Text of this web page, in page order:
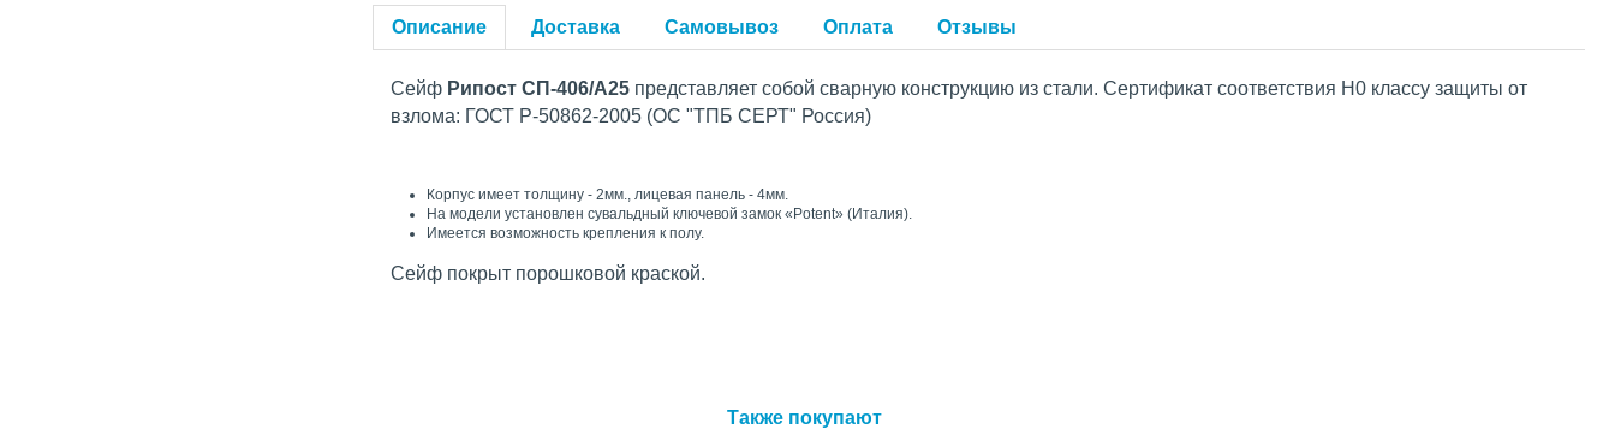
Описание Доставка Самовывоз Оплата Отзывы
Сейф Рипост СП-406/А25 представляет собой сварную конструкцию из стали. Сертификат соответствия Н0 классу защиты от
взлома: ГОСТ Р-50862-2005 (ОС "ТПБ СЕРТ" Россия)
Корпус имеет толщину - 2мм., лицевая панель - 4мм.
На модели установлен сувальдный ключевой замок «Potent» (Италия).
Имеется возможность крепления к полу.
Сейф покрыт порошковой краской.
Также покупают